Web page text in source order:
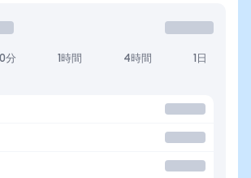
分 1時間 4時間 1日